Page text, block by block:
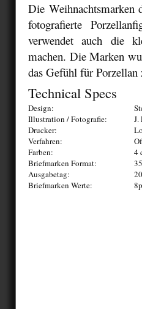
Die Weihnachtsmarken
fotografierte
verwendet auch die
machen. Die Marken
das Gefühl für Porzellan
Technical Specs
Design:
Illustration / Fotografie:
J.
Drucker:
Verfahren:
Farben:
4
Briefmarken Format:
Ausgabetag:
Briefmarken Werte: